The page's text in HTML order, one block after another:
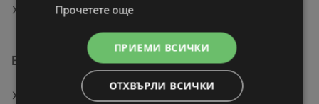
Настолна лампа
Виж повече на Broshura.bg
Актуални брошури на Aiko Свети Влас
Прочетете още
ПРИЕМИ ВСИЧКИ
ОТХВЪРЛИ ВСИЧКИ